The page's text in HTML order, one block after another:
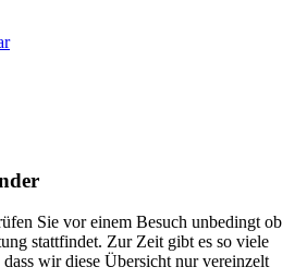
Sie vor einem Besuch unbedingt ob
stattfindet. Zur Zeit gibt es so viele
wir diese Übersicht nur vereinzelt